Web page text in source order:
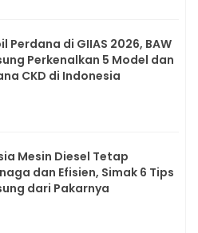
Perdana di GIIAS 2026, BAW
Perkenalkan 5 Model dan
CKD di Indonesia
Mesin Diesel Tetap
dan Efisien, Simak 6 Tips
dari Pakarnya